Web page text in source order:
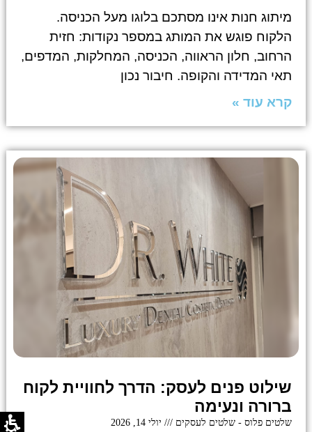
מיתוג חנות אינו מסתכם בלוגו מעל הכניסה.
הלקוח פוגש את המותג במספר נקודות: חזית
הרחוב, חלון הראווה, הכניסה, המחלקות, המדפים,
תאי המדידה והקופה. חיבור נכון
קרא עוד »
שילוט פנים לעסק: הדרך לחוויית לקוח
ברורה ונעימה
שלטים פלוס - שלטים לעסקים יולי 14, 2026